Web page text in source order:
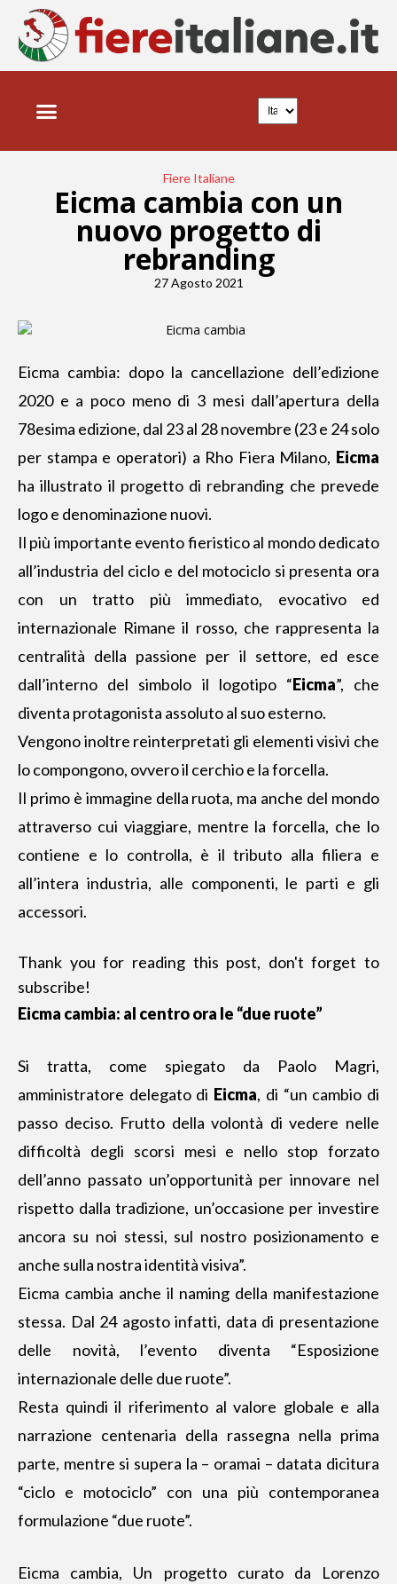
Fiere Italiane
Eicma cambia con un
nuovo progetto di
rebranding
27 Agosto 2021
Eicma cambia: dopo la cancellazione dell’edizione
2020 e a poco meno di 3 mesi dall’apertura della
78esima edizione, dal 23 al 28 novembre (23 e 24 solo
per stampa e operatori) a Rho Fiera Milano, Eicma
ha illustrato il progetto di rebranding che prevede
logo e denominazione nuovi.
Il più importante evento fieristico al mondo dedicato
all’industria del ciclo e del motociclo si presenta ora
con un tratto più immediato, evocativo ed
internazionale Rimane il rosso, che rappresenta la
centralità della passione per il settore, ed esce
dall’interno del simbolo il logotipo “Eicma”, che
diventa protagonista assoluto al suo esterno.
Vengono inoltre reinterpretati gli elementi visivi che
lo compongono, ovvero il cerchio e la forcella.
Il primo è immagine della ruota, ma anche del mondo
attraverso cui viaggiare, mentre la forcella, che lo
contiene e lo controlla, è il tributo alla filiera e
all’intera industria, alle componenti, le parti e gli
accessori.
Thank you for reading this post, don't forget to
subscribe!
Eicma cambia: al centro ora le “due ruote”
Si tratta, come spiegato da Paolo Magri,
amministratore delegato di Eicma, di “un cambio di
passo deciso. Frutto della volontà di vedere nelle
difficoltà degli scorsi mesi e nello stop forzato
dell’anno passato un’opportunità per innovare nel
rispetto dalla tradizione, un’occasione per investire
ancora su noi stessi, sul nostro posizionamento e
anche sulla nostra identità visiva”.
Eicma cambia anche il naming della manifestazione
stessa. Dal 24 agosto infatti, data di presentazione
delle novità, l’evento diventa “Esposizione
internazionale delle due ruote”.
Resta quindi il riferimento al valore globale e alla
narrazione centenaria della rassegna nella prima
parte, mentre si supera la – oramai – datata dicitura
“ciclo e motociclo” con una più contemporanea
formulazione “due ruote”.
Eicma cambia, Un progettocurato da Lorenzo